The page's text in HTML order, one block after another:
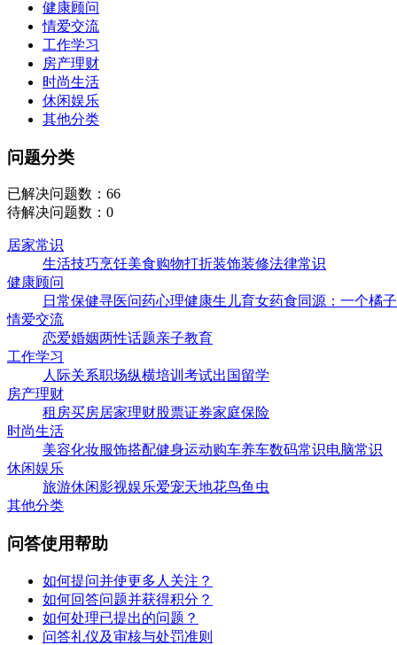
健康顾问
情爱交流
工作学习
房产理财
时尚生活
休闲娱乐
其他分类
问题分类
已解决问题数：66
待解决问题数：0
居家常识
生活技巧烹饪美食购物打折装饰装修法律常识
健康顾问
日常保健寻医问药心理健康生儿育女药食同源：一个橘
情爱交流
恋爱婚姻两性话题亲子教育
工作学习
人际关系职场纵横培训考试出国留学
房产理财
租房买房居家理财股票证券家庭保险
时尚生活
美容化妆服饰搭配健身运动购车养车数码常识电脑常识
休闲娱乐
旅游休闲影视娱乐爱宠天地花鸟鱼虫
其他分类
问答使用帮助
如何提问并使更多人关注？
如何回答问题并获得积分？
如何处理已提出的问题？
问答礼仪及审核与处罚准则